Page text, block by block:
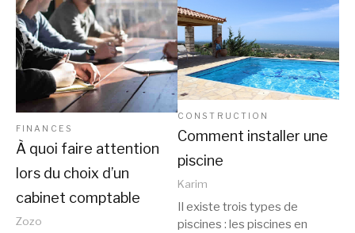
FINANCES
À quoi faire attention
lors du choix d’un
cabinet comptable
Zozo
CONSTRUCTION
Comment installer une
piscine
Karim
Il existe trois types de
piscines : les piscines en